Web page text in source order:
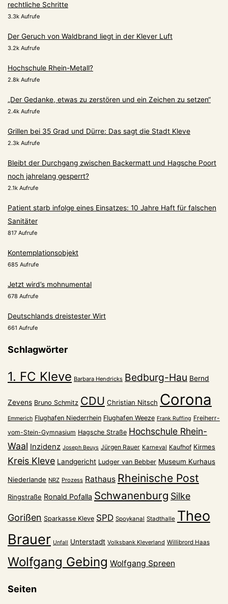
rechtliche Schritte
3.3k Aufrufe
Der Geruch von Waldbrand liegt in der Klever Luft
3.2k Aufrufe
Hochschule Rhein-Metall?
2.8k Aufrufe
„Der Gedanke, etwas zu zerstören und ein Zeichen zu setzen“
2.4k Aufrufe
Grillen bei 35 Grad und Dürre: Das sagt die Stadt Kleve
2.3k Aufrufe
Bleibt der Durchgang zwischen Backermatt und Hagsche Poort
noch jahrelang gesperrt?
2.1k Aufrufe
Patient starb infolge eines Einsatzes: 10 Jahre Haft für falschen
Sanitäter
817 Aufrufe
Kontemplationsobjekt
685 Aufrufe
Jetzt wird’s mohnumental
678 Aufrufe
Deutschlands dreistester Wirt
661 Aufrufe
Schlagwörter
1. FC Kleve Barbara Hendricks Bedburg-Hau Bernd
Zevens Bruno Schmitz CDU Christian Nitsch Corona
Emmerich Flughafen Niederrhein Flughafen Weeze Frank Ruffing Freiherr-
vom-Stein-Gymnasium Hagsche Straße Hochschule Rhein-
Waal Inzidenz Joseph Beuys Jürgen Rauer Karneval Kaufhof Kirmes
Kreis Kleve Landgericht Ludger van Bebber Museum Kurhaus
Niederlande NRZ Prozess Rathaus Rheinische Post
Ringstraße Ronald Pofalla Schwanenburg Silke
Gorißen Sparkasse Kleve SPD Spoykanal Stadthalle Theo
Brauer Unfall Unterstadt Volksbank Kleverland Willibrord Haas
Wolfgang Gebing Wolfgang Spreen
Seiten